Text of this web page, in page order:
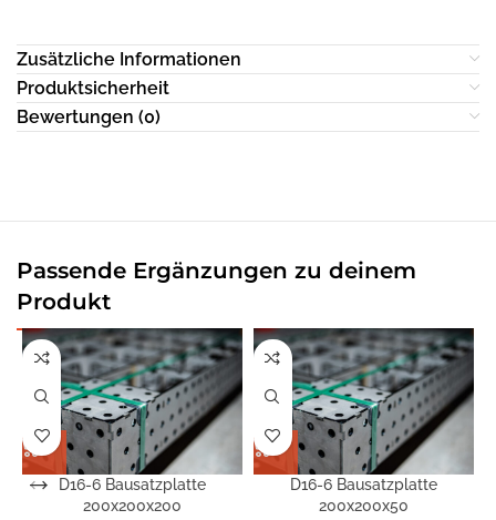
Zusätzliche Informationen
Produktsicherheit
Bewertungen (0)
Passende Ergänzungen zu deinem
Produkt
D16-6 Bausatzplatte
200x200x200
D16-6 Bausatzplatte
200x200x50